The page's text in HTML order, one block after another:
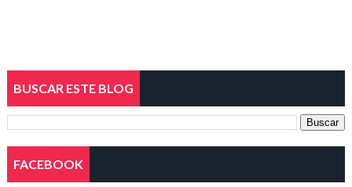
BUSCAR ESTE BLOG
FACEBOOK